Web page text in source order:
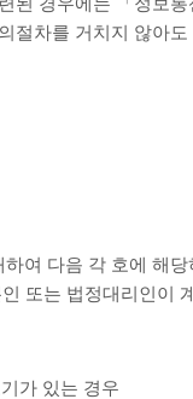
절차를 거치지 않아도
여 다음 각 호에 해
또는 법정대리인이
가 있는 경우